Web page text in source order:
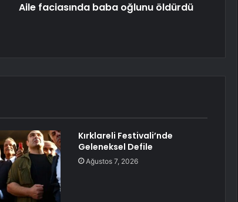
Aile faciasında baba oğlunu öldürdü
Kırklareli Festivali’nde
Geleneksel Defile
Ağustos 7, 2026